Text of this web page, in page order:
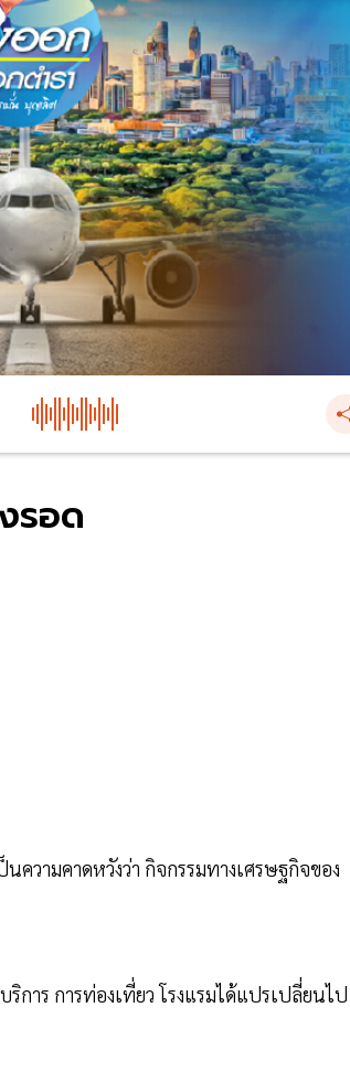
รอด
ความคาดหวังว่า กิจกรรมทางเศรษฐกิจของ
การ การท่องเที่ยว โรงแรมได้แปรเปลี่ยนไป